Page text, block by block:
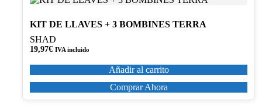
KIT DE LLAVES + 3 BOMBINES TERRA
SHAD
19,97€ IVA incluido
Añadir al carrito
Comprar Ahora